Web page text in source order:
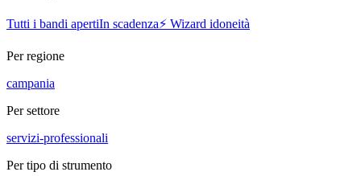
Tutti i bandi apertiIn scadenza⚡ Wizard idoneità
Per regione
campania
Per settore
servizi-professionali
Per tipo di strumento